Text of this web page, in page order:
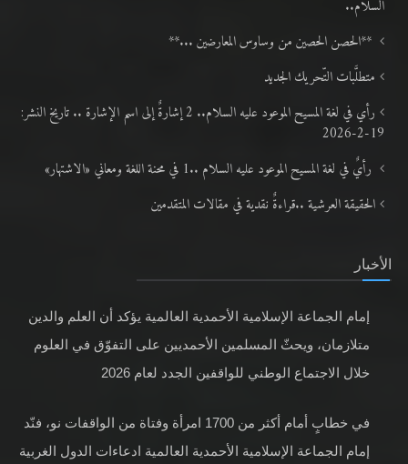
السلام..
**الحصن الحصين من وساوس المعارضين ...**
متطلَّبات التّحريك الجديد
رأي في لغة المسيح الموعود عليه السلام.. 2 إشارةٌ إلى اسم الإشارة .. تاريخ النشر:
19-2-2026
رأيٌ في لغة المسيح الموعود عليه السلام ..1 في محنة اللغة ومعاني «الاشتهار»
الحقيقة العرشية ..قراءةٌ نقدية في مقالات المتقدمين
الأخبار
إمام الجماعة الإسلامية الأحمدية العالمية يؤكد أن العلم والدين
متلازمان، ويحثّ المسلمين الأحمديين على التفوّق في العلوم
خلال الاجتماع الوطني للواقفين الجدد لعام 2026
في خطابٍ أمام أكثر من 1700 امرأة وفتاة من الواقفات نو، فنّد
إمام الجماعة الإسلامية الأحمدية العالمية ادعاءات الدول الغربية